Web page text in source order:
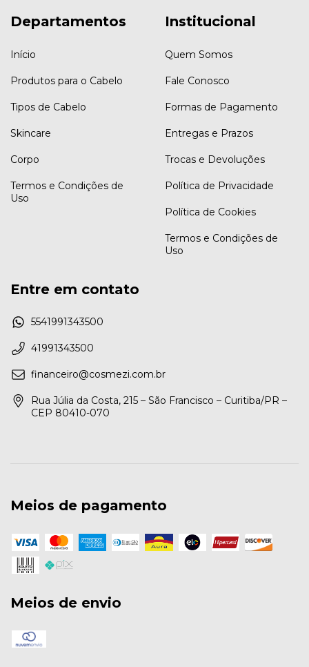
Departamentos
Início
Produtos para o Cabelo
Tipos de Cabelo
Skincare
Corpo
Termos e Condições de
Uso
Institucional
Quem Somos
Fale Conosco
Formas de Pagamento
Entregas e Prazos
Trocas e Devoluções
Política de Privacidade
Política de Cookies
Termos e Condições de
Uso
Entre em contato
5541991343500
41991343500
financeiro@cosmezi.com.br
Rua Júlia da Costa, 215 – São Francisco – Curitiba/PR –
CEP 80410-070
Meios de pagamento
Meios de envio